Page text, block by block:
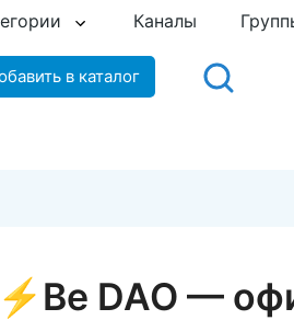
Каналы
в каталог
⚡️Be DAO —